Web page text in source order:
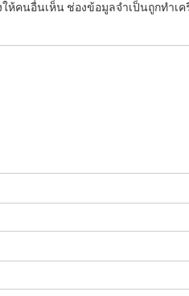
ห้คนอื่นเห็น ช่องข้อมูลจำเป็นถูกทำเค